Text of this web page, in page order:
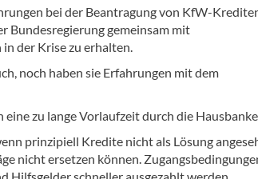
bei der Beantragung von KfW-
Bundesregierung gemeinsam mit
der Krise zu erhalten.
noch haben sie Erfahrungen mit dem
zu lange Vorlaufzeit durch die
prinzipiell Kredite nicht als Lösung
nicht ersetzen können.